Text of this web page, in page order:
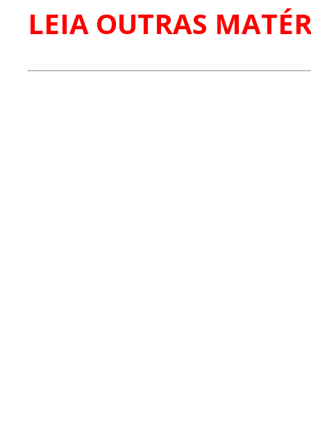
LEIA OUTRAS